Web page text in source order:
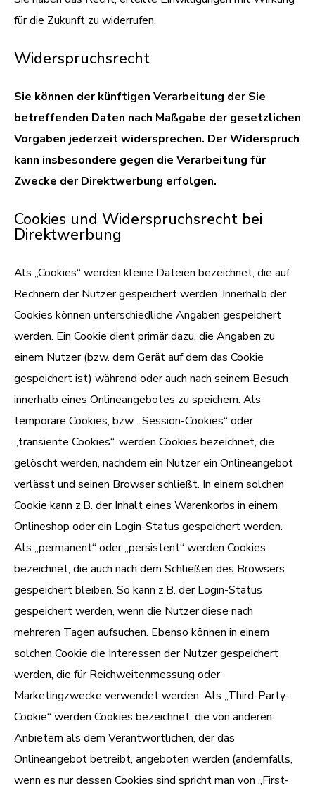
für die Zukunft zu widerrufen.
Widerspruchsrecht
Sie können der künftigen Verarbeitung der Sie
betreffenden Daten nach Maßgabe der gesetzlichen
Vorgaben jederzeit widersprechen. Der Widerspruch
kann insbesondere gegen die Verarbeitung für
Zwecke der Direktwerbung erfolgen.
Cookies und Widerspruchsrecht bei
Direktwerbung
Als „Cookies“ werden kleine Dateien bezeichnet, die auf
Rechnern der Nutzer gespeichert werden. Innerhalb der
Cookies können unterschiedliche Angaben gespeichert
werden. Ein Cookie dient primär dazu, die Angaben zu
einem Nutzer (bzw. dem Gerät auf dem das Cookie
gespeichert ist) während oder auch nach seinem Besuch
innerhalb eines Onlineangebotes zu speichern. Als
temporäre Cookies, bzw. „Session-Cookies“ oder
„transiente Cookies“, werden Cookies bezeichnet, die
gelöscht werden, nachdem ein Nutzer ein Onlineangebot
verlässt und seinen Browser schließt. In einem solchen
Cookie kann z.B. der Inhalt eines Warenkorbs in einem
Onlineshop oder ein Login-Status gespeichert werden.
Als „permanent“ oder „persistent“ werden Cookies
bezeichnet, die auch nach dem Schließen des Browsers
gespeichert bleiben. So kann z.B. der Login-Status
gespeichert werden, wenn die Nutzer diese nach
mehreren Tagen aufsuchen. Ebenso können in einem
solchen Cookie die Interessen der Nutzer gespeichert
werden, die für Reichweitenmessung oder
Marketingzwecke verwendet werden. Als „Third-Party-
Cookie“ werden Cookies bezeichnet, die von anderen
Anbietern als dem Verantwortlichen, der das
Onlineangebot betreibt, angeboten werden (andernfalls,
wenn es nur dessen Cookies sind spricht man von „First-